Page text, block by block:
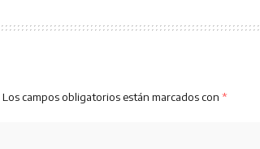
Los campos obligatorios están marcados con *